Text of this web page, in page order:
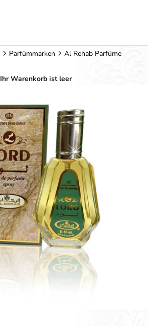
Parfümmarken
Al Rehab Parfüme
Ihr Warenkorb ist leer